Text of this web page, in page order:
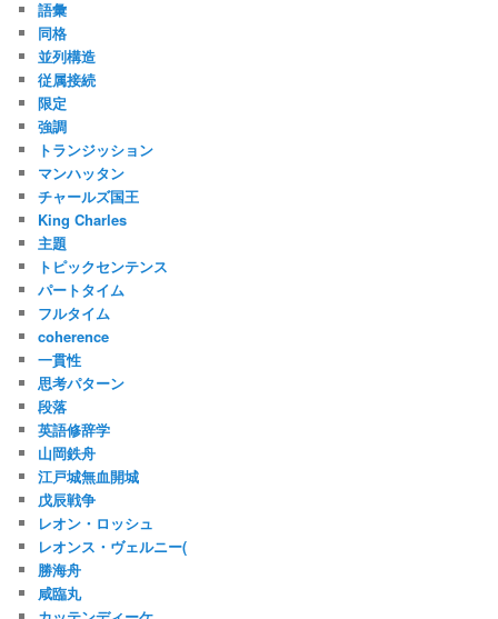
語彙
同格
並列構造
従属接続
限定
強調
トランジッション
マンハッタン
チャールズ国王
King Charles
主題
トピックセンテンス
パートタイム
フルタイム
coherence
一貫性
思考パターン
段落
英語修辞学
山岡鉄舟
江戸城無血開城
戊辰戦争
レオン・ロッシュ
レオンス・ヴェルニー(
勝海舟
咸臨丸